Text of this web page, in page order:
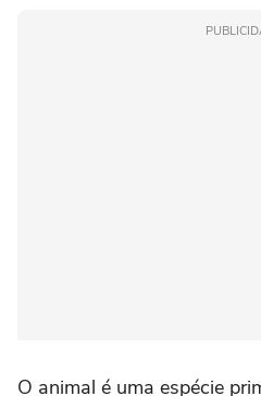
O animal é uma espécie